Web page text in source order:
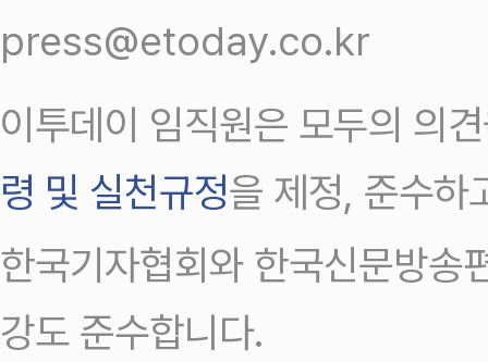
press@etoday.co.kr
이투데이 임직원은 모두의 의
령 및 실천규정을 제정, 준수하
한국기자협회와 한국신문방송
강도 준수합니다.